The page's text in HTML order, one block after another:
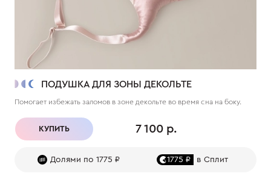
ПОДУШКА ДЛЯ ЗОНЫ ДЕКОЛЬТЕ
Помогает избежать заломов в зоне декольте во время сна на боку.
КУПИТЬ 7 100 р.
Долями по 1775 ₽ 1775 ₽ в Сплит